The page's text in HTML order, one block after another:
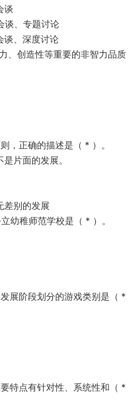
谈
谈、专题讨论
谈、深度讨论
、创造性等重要的非智力品质
，正确的描述是（ * ）。
片面的发展。
差别的发展
幼稚师范学校是（ * ）。
展阶段划分的游戏类别是（ *
特点有针对性、系统性和（ *